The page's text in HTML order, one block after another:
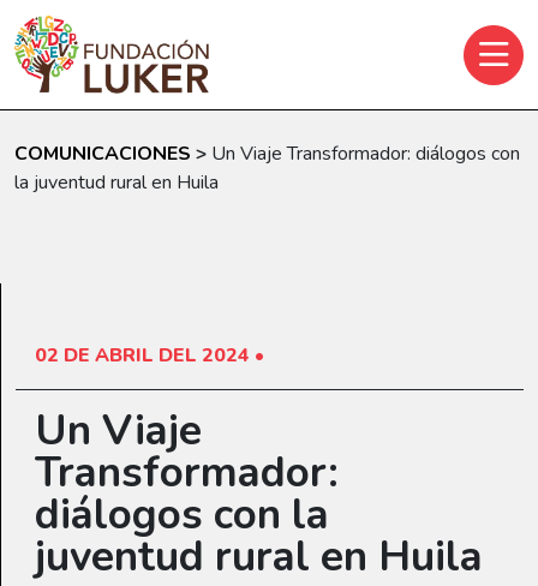
Skip to main content
COMUNICACIONES > Un Viaje Transformador: diálogos con
la juventud rural en Huila
02 DE ABRIL DEL 2024 •
Un Viaje
Transformador:
diálogos con la
juventud rural en Huila